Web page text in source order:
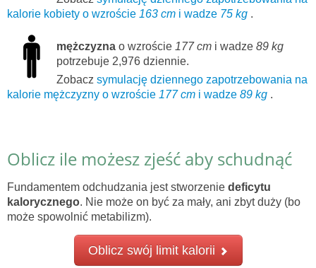
kalorie kobiety o wzroście 163 cm i wadze 75 kg .
mężczyzna o wzroście 177 cm i wadze 89 kg
potrzebuje 2,976 dziennie.
Zobacz symulację dziennego zapotrzebowania na
kalorie mężczyzny o wzroście 177 cm i wadze 89 kg .
Oblicz ile możesz zjeść aby schudnąć
Fundamentem odchudzania jest stworzenie deficytu
kalorycznego. Nie może on być za mały, ani zbyt duży (bo
może spowolnić metabilizm).
Oblicz swój limit kalorii